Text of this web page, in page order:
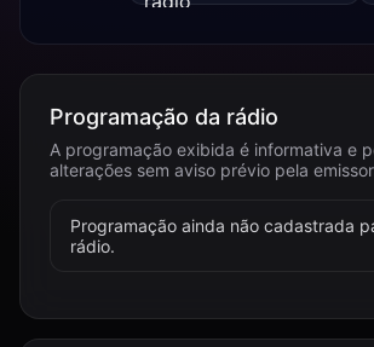
Programação da rádio
A programação exibida é informativa e
alterações sem aviso prévio pela
Programação ainda não cadastrada
rádio.